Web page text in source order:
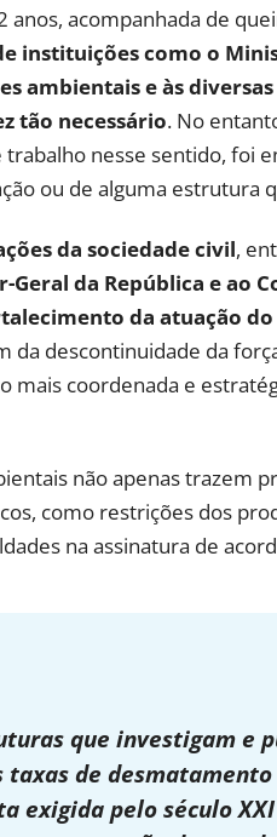
acompanhada de
instituições como o
ambientais e às
tão necessário. No
nesse sentido, foi
ou de alguma estrutura
da sociedade civil,
da República e ao
da atuação do
da descontinuidade da
mais coordenada e
não apenas trazem
como restrições dos
na assinatura de
que investigam e
de
exigida pelo século